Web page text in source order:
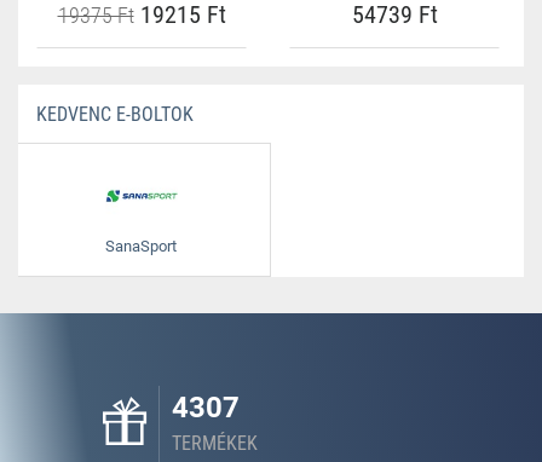
19375 Ft19215 Ft 54739 Ft
KEDVENC E-BOLTOK
SanaSport
4307
TERMÉKEK